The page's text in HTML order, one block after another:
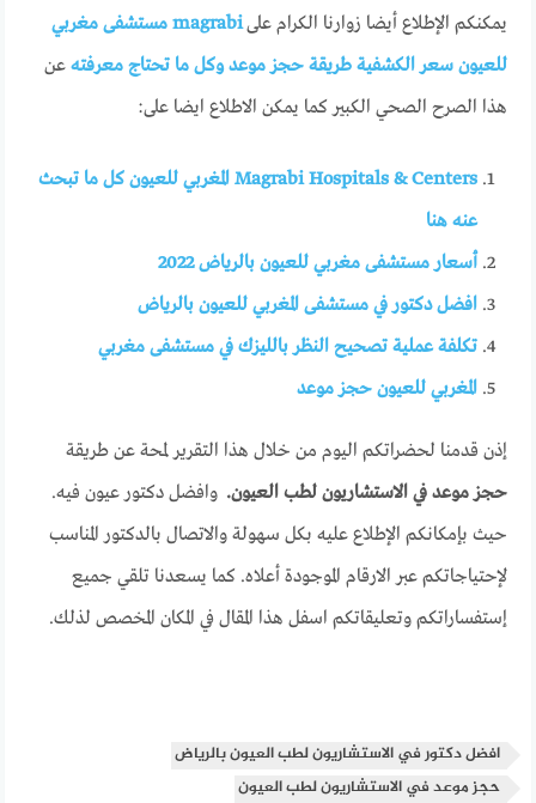
يمكنكم الإطلاع أيضا زوارنا الكرام على
magrabi مستشفى مغربي
للعيون سعر الكشفية طريقة حجز موعد وكل ما تحتاج معرفته عن
هذا الصرح الصحي الكبير كما يمكن الاطلاع ايضا على:
Magrabi Hospitals & Centers المغربي للعيون كل ما تبحث
عنه هنا
أسعار مستشفى مغربي للعيون بالرياض 2022
افضل دكتور في مستشفى المغربي للعيون بالرياض
تكلفة عملية تصحيح النظر بالليزك في مستشفى مغربي
المغربي للعيون حجز موعد
إذن قدمنا لحضراتكم اليوم من خلال هذا التقرير لمحة عن طريقة
حجز موعد في الاستشاريون لطب العيون. وافضل دكتور عيون فيه.
حيث بإمكانكم الإطلاع عليه بكل سهولة والاتصال بالدكتور المناسب
لإحتياجاتكم عبر الارقام الموجودة أعلاه. كما يسعدنا تلقي جميع
إستفساراتكم وتعليقاتكم اسفل هذا المقال في المكان المخصص لذلك.
افضل دكتور في الاستشاريون لطب العيون بالرياض
حجز موعد في الاستشاريون لطب العيون